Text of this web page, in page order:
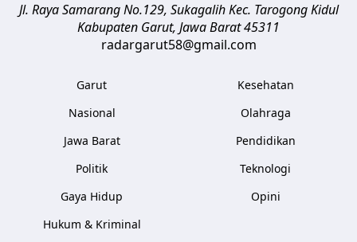
Jl. Raya Samarang No.129, Sukagalih Kec. Tarogong Kidul
Kabupaten Garut, Jawa Barat45311
radargarut58@gmail.com
Garut
Nasional
Jawa Barat
Politik
Gaya Hidup
Hukum & Kriminal
Kesehatan
Olahraga
Pendidikan
Teknologi
Opini